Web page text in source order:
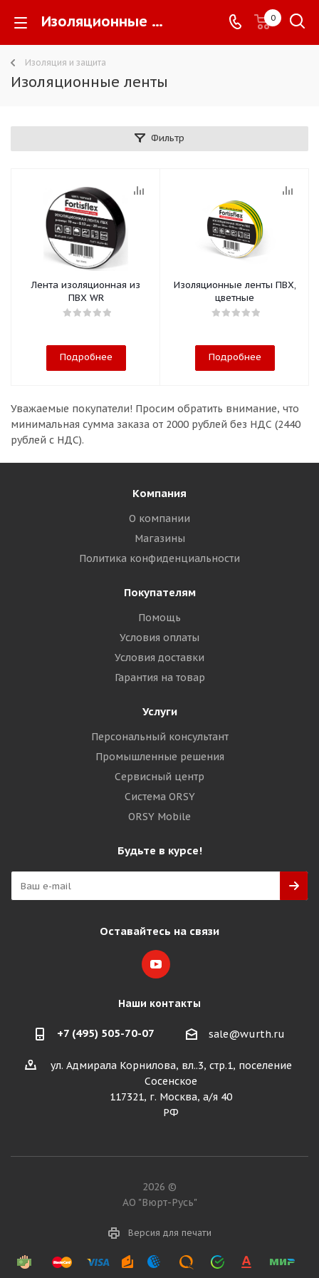
Изоляционные ленты - 0
Изоляция и защита
Изоляционные ленты
Фильтр
Лента изоляционная из
ПВХ WR
Подробнее
Изоляционные ленты ПВХ,
цветные
Подробнее
Уважаемые покупатели! Просим обратить внимание, что
минимальная сумма заказа от 2000 рублей без НДС (2440
рублей с НДС).
Компания
О компании
Магазины
Политика конфиденциальности
Покупателям
Помощь
Условия оплаты
Условия доставки
Гарантия на товар
Услуги
Персональный консультант
Промышленные решения
Сервисный центр
Система ORSY
ORSY Mobile
Будьте в курсе!
Оставайтесь на связи
Наши контакты
+7 (495) 505-70-07 sale@wurth.ru
ул. Адмирала Корнилова, вл..3, стр.1, поселение
Сосенское
117321, г. Москва, а/я 40
РФ
2026 ©
АО "Вюрт-Русь"
Версия для печати